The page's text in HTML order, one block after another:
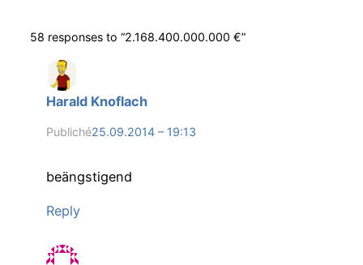
58 responses to “2.168.400.000.000 €”
Harald Knoflach
Publiché25.09.2014 – 19:13
beängstigend
Reply